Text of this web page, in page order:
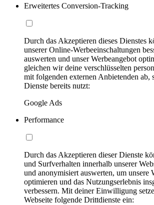
Erweitertes Conversion-Tracking
Durch das Akzeptieren dieses Dienstes
unserer Online-Werbeeinschaltungen
auswerten und unser Werbeangebot
gleichen wir deine verschlüsselten
mit folgenden externen Anbietenden ab,
Dienste bereits nutzt:
Google Ads
Performance
Durch das Akzeptieren dieser Dienste
und Surfverhalten innerhalb unserer
und anonymisiert auswerten, um unsere
optimieren und das Nutzungserlebnis
verbessern. Mit deiner Einwilligung
Webseite folgende Drittdienste ein: